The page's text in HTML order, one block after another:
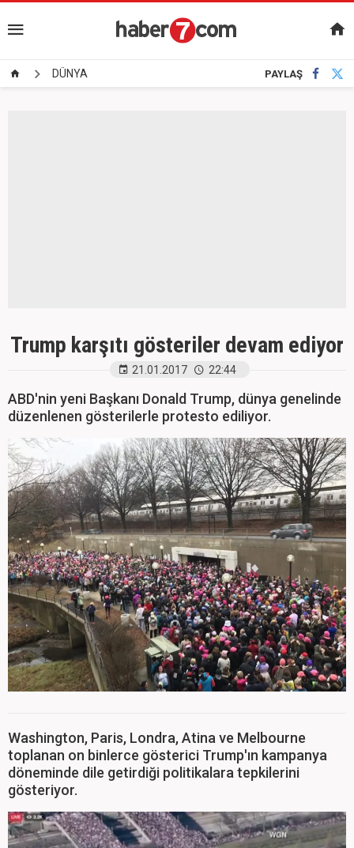
DÜNYA PAYLAŞ
Trump karşıtı gösteriler devam ediyor
21.01.2017 22:44
ABD'nin yeni Başkanı Donald Trump, dünya genelinde
düzenlenen gösterilerle protesto ediliyor.
Washington, Paris, Londra, Atina ve Melbourne
toplanan on binlerce gösterici Trump'ın kampanya
döneminde dile getirdiği politikalara tepkilerini
gösteriyor.